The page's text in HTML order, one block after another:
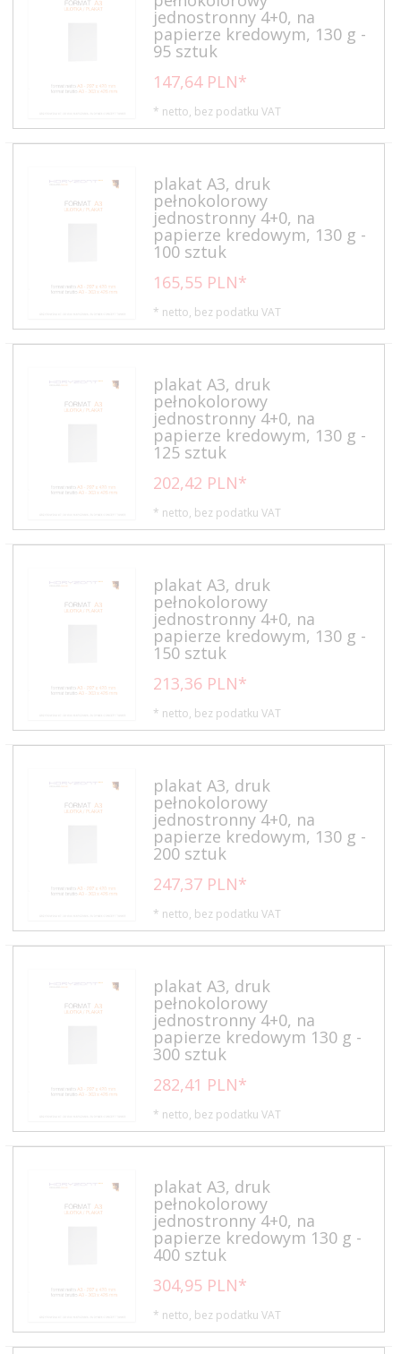
jednostronny 4+0, na
papierze kredowym, 130 g -
95 sztuk
147,64 PLN*
* netto, bez podatku VAT
plakat A3, druk
pełnokolorowy
jednostronny 4+0, na
papierze kredowym, 130 g -
100 sztuk
165,55 PLN*
* netto, bez podatku VAT
plakat A3, druk
pełnokolorowy
jednostronny 4+0, na
papierze kredowym, 130 g -
125 sztuk
202,42 PLN*
* netto, bez podatku VAT
plakat A3, druk
pełnokolorowy
jednostronny 4+0, na
papierze kredowym, 130 g -
150 sztuk
213,36 PLN*
* netto, bez podatku VAT
plakat A3, druk
pełnokolorowy
jednostronny 4+0, na
papierze kredowym, 130 g -
200 sztuk
247,37 PLN*
* netto, bez podatku VAT
plakat A3, druk
pełnokolorowy
jednostronny 4+0, na
papierze kredowym 130 g -
300 sztuk
282,41 PLN*
* netto, bez podatku VAT
plakat A3, druk
pełnokolorowy
jednostronny 4+0, na
papierze kredowym 130 g -
400 sztuk
304,95 PLN*
* netto, bez podatku VAT